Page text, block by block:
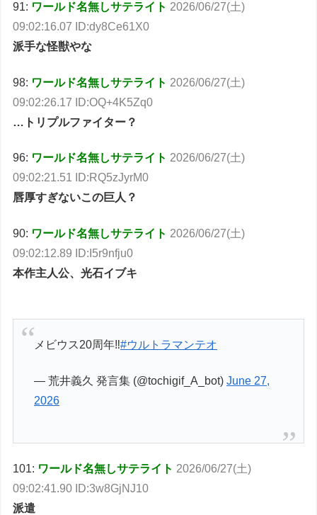
91: ワールド名無しサテライト 2026/06/27(土)
09:02:16.07 ID:dy8Ce61X0
派手な怪獣やな
98: ワールド名無しサテライト 2026/06/27(土)
09:02:26.17 ID:OQ+4K5Zq0
…トリプルファイター？
96: ワールド名無しサテライト 2026/06/27(土)
09:02:21.51 ID:RQ5zJyrM0
唇厚すぎないこの巨人？
90: ワールド名無しサテライト 2026/06/27(土)
09:02:12.89 ID:I5r9nfju0
本作主人公、光石イブキ
メビウス20周年‼️#ウルトラマンテオ
— 荒井義久 発言集 (@tochigif_A_bot)June 27,
2026
101: ワールド名無しサテライト 2026/06/27(土)
09:02:41.90 ID:3w8GjNJ10
派遣